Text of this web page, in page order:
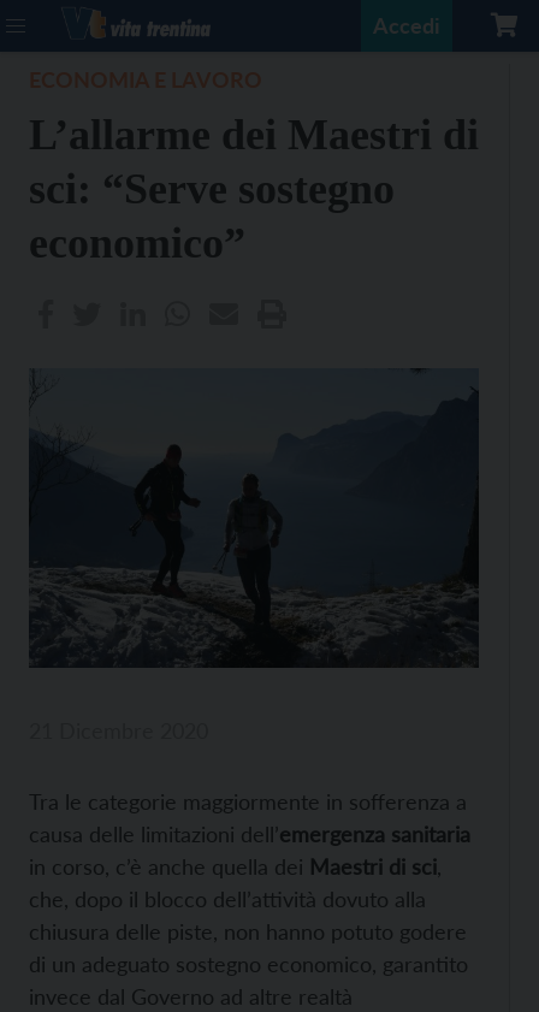
Accedi
L’allarme dei Maestri di
sci: “Serve sostegno
economico”
Tra le categorie maggiormente in sofferenza a
causa delle limitazioni dell’emergenza sanitaria
in corso, c’è anche quella dei Maestri di sci
che, dopo il blocco dell’attività dovuto alla
chiusura delle piste, non hanno potuto godere
di un adeguato sostegno economico, garantito
invece dal Governo ad altre realtà